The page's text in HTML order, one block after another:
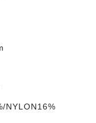
NYLON16%